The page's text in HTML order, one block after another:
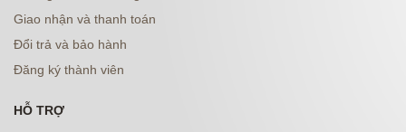
Giao nhận và thanh toán
Đổi trả và bảo hành
Đăng ký thành viên
HỖ TRỢ